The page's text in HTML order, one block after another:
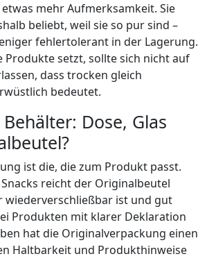
mehr Aufmerksamkeit. Sie
beliebt, weil sie so pur sind –
fehlertolerant in der Lagerung.
Produkte setzt, sollte sich nicht auf
dass trocken gleich
bedeutet.
Dose, Glas
ist die, die zum Produkt passt.
reicht der Originalbeutel
wiederverschließbar ist und gut
Produkten mit klarer Deklaration
hat die Originalverpackung einen
Haltbarkeit und Produkthinweise